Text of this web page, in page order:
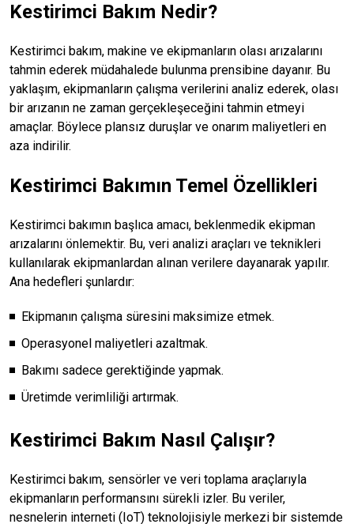
Kestirimci Bakım Nedir?
Kestirimci bakım, makine ve ekipmanların olası arızalarını
tahmin ederek müdahalede bulunma prensibine dayanır. Bu
yaklaşım, ekipmanların çalışma verilerini analiz ederek, olası
bir arızanın ne zaman gerçekleşeceğini tahmin etmeyi
amaçlar. Böylece plansız duruşlar ve onarım maliyetleri en
aza indirilir.
Kestirimci Bakımın Temel Özellikleri
Kestirimci bakımın başlıca amacı, beklenmedik ekipman
arızalarını önlemektir. Bu, veri analizi araçları ve teknikleri
kullanılarak ekipmanlardan alınan verilere dayanarak yapılır.
Ana hedefleri şunlardır:
Ekipmanın çalışma süresini maksimize etmek.
Operasyonel maliyetleri azaltmak.
Bakımı sadece gerektiğinde yapmak.
Üretimde verimliliği artırmak.
Kestirimci Bakım Nasıl Çalışır?
Kestirimci bakım, sensörler ve veri toplama araçlarıyla
ekipmanların performansını sürekli izler. Bu veriler,
nesnelerin interneti (IoT) teknolojisiyle merkezi bir sistemde